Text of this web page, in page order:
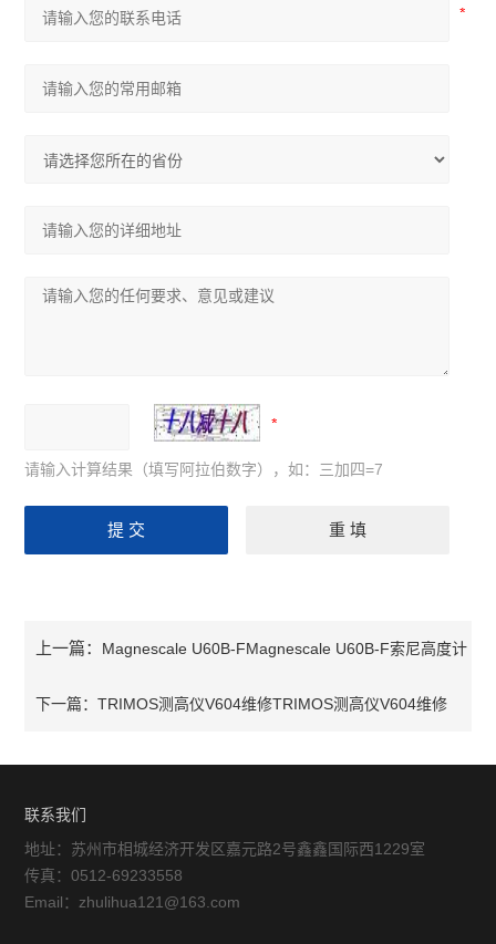
请输入计算结果（填写阿拉伯数字），如：三加四=7
上一篇： Magnescale U60B-FMagnescale U60B-F索尼高度计
下一篇：TRIMOS测高仪V604维修TRIMOS测高仪V604维修
联系我们
地址：苏州市相城经济开发区嘉元路2号鑫鑫国际西1229室
传真：0512-69233558
Email：zhulihua121@163.com